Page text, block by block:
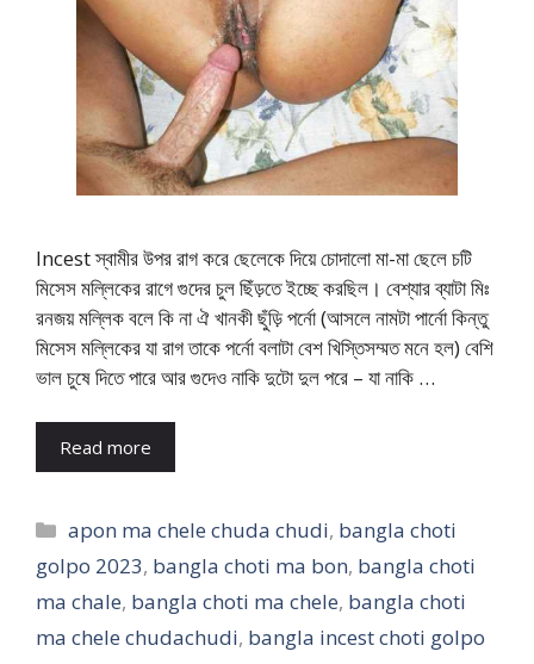
Incest স্বামীর উপর রাগ করে ছেলেকে দিয়ে চোদালো মা-মা ছেলে চটি
মিসেস মল্লিকের রাগে গুদের চুল ছিঁড়তে ইচ্ছে করছিল। বেশ্যার ব্যাটা মিঃ
রনজয় মল্লিক বলে কি না ঐ খানকী ছুঁড়ি পর্নো (আসলে নামটা পার্নো কিন্তু
মিসেস মল্লিকের যা রাগ তাকে পর্নো বলাটা বেশ খিস্তিসম্মত মনে হল) বেশি
ভাল চুষে দিতে পারে আর গুদেও নাকি দুটো দুল পরে – যা নাকি …
Read more
Categories
apon ma chele chuda chudi, bangla choti
golpo 2023, bangla choti ma bon, bangla choti
ma chale, bangla choti ma chele, bangla choti
ma chele chudachudi, bangla incest choti golpo